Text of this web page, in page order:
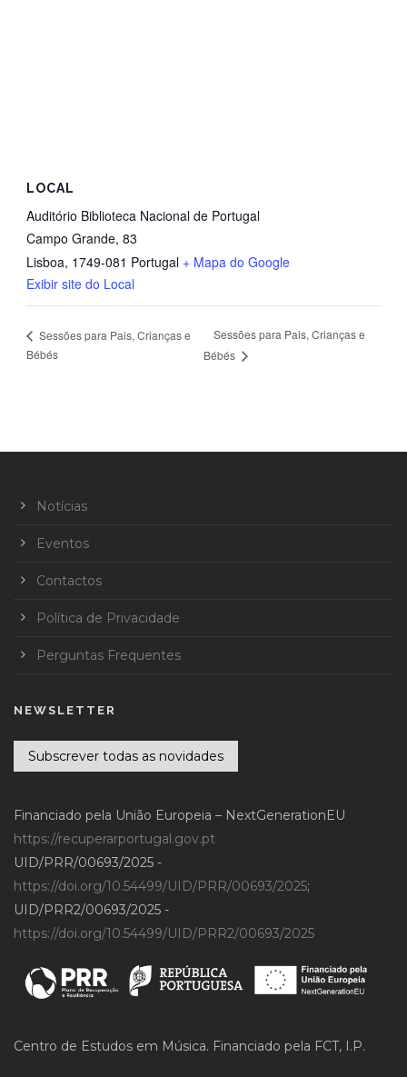
LOCAL
Auditório Biblioteca Nacional de Portugal
Campo Grande, 83
Lisboa, 1749-081 Portugal + Mapa do Google
Exibir site do Local
Sessões para Pais, Crianças e
Bébés
Sessões para Pais, Crianças e
Bébés
Notícias
Eventos
Contactos
Política de Privacidade
Perguntas Frequentes
NEWSLETTER
Subscrever todas as novidades
Financiado pela União Europeia – NextGenerationEU
https://recuperarportugal.gov.pt
UID/PRR/00693/2025 -
https://doi.org/10.54499/UID/PRR/00693/2025;
UID/PRR2/00693/2025 -
https://doi.org/10.54499/UID/PRR2/00693/2025
Centro de Estudos em Música. Financiado pela FCT, I.P.